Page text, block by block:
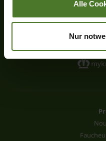
Alle
Nur
Fax +49